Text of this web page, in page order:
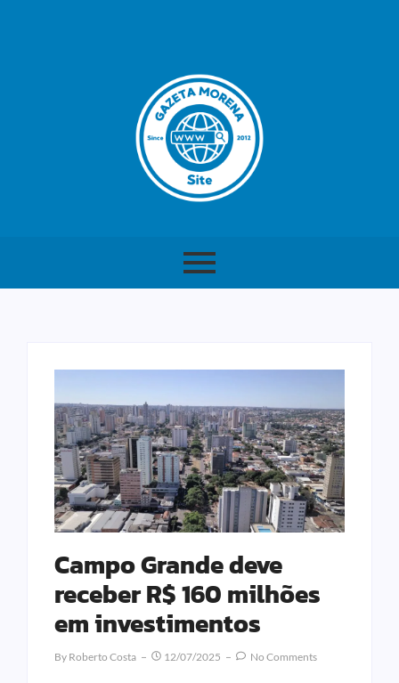
Campo Grande deve
receber R$ 160 milhões
em investimentos
By Roberto Costa 12/07/2025 No Comments